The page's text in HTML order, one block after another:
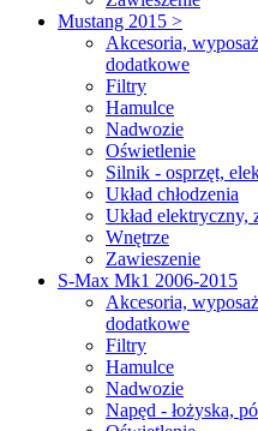
Mustang 2015 >
Akcesoria,
dodatkowe
Filtry
Hamulce
Nadwozie
Oświetlenie
Silnik - osprzęt,
Układ chłodzenia
Układ elektryczny,
Wnętrze
Zawieszenie
S-Max Mk1 2006-2015
Akcesoria,
dodatkowe
Filtry
Hamulce
Nadwozie
Napęd - łożyska,